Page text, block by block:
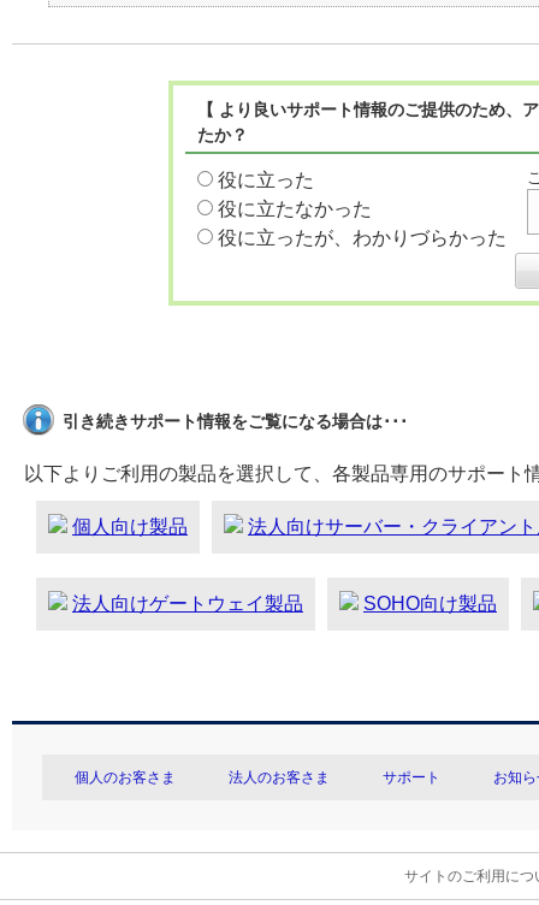
【 より良いサポート情報のご提供のため
たか？
役に立った
役に立たなかった
役に立ったが、わかりづらかった
引き続きサポート情報をご覧になる場合は･･･
以下よりご利用の製品を選択して、各製品専用のサポート
個人向け製品 法人向けサーバー・クライアン
法人向けゲートウェイ製品 SOHO向け製品
個人のお客さま 法人のお客さま サポート お知
サイトのご利用につ